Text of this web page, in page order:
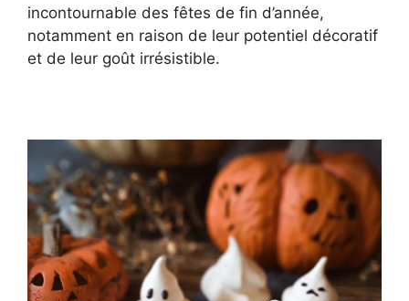
incontournable des fêtes de fin d’année,
notamment en raison de leur potentiel décoratif
et de leur goût irrésistible.